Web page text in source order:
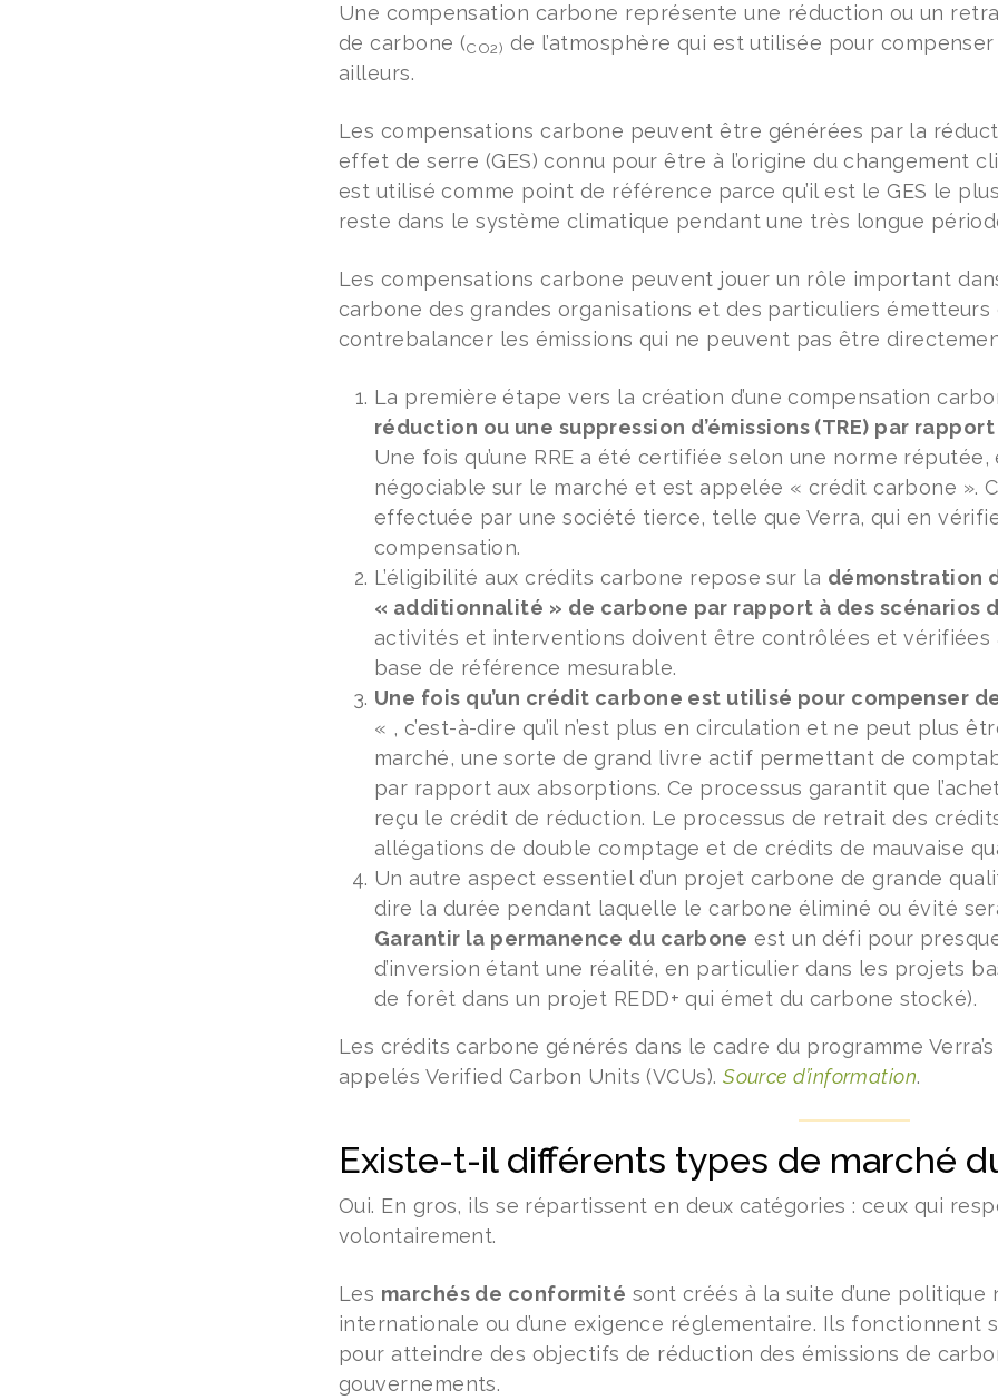
Une compensation carbone représente une réduction ou un
de carbone (CO2) de l’atmosphère qui est utilisée pour
ailleurs.
Les compensations carbone peuvent être générées par la
effet de serre (GES) connu pour être à l’origine du changement
est utilisé comme point de référence parce qu’il est le GES le
reste dans le système climatique pendant une très longue
Les compensations carbone peuvent jouer un rôle important
carbone des grandes organisations et des particuliers
contrebalancer les émissions qui ne peuvent pas être
La première étape vers la création d’une compensation
réduction ou une suppression d’émissions (TRE) par
Une fois qu’une RRE a été certifiée selon une norme
négociable sur le marché et est appelée « crédit carbone ».
effectuée par une société tierce, telle que Verra, qui en
compensation.
L’éligibilité aux crédits carbone repose sur la démonstration
« additionnalité » de carbone par rapport à des scénarios
activités et interventions doivent être contrôlées et vérifiées
base de référence mesurable.
Une fois qu’un crédit carbone est utilisé pour compenser
« , c’est-à-dire qu’il n’est plus en circulation et ne peut plus
marché, une sorte de grand livre actif permettant de
par rapport aux absorptions. Ce processus garantit que
reçu le crédit de réduction. Le processus de retrait des
allégations de double comptage et de crédits de mauvaise
Un autre aspect essentiel d’un projet carbone de grande
dire la durée pendant laquelle le carbone éliminé ou évité
Garantir la permanence du carbone est un défi pour
d’inversion étant une réalité, en particulier dans les projets
de forêt dans un projet REDD+ qui émet du carbone stocké).
Les crédits carbone générés dans le cadre du programme
appelés Verified Carbon Units (VCUs).Source d’information.
Existe-t-il différents types de marché
Oui. En gros, ils se répartissent en deux catégories : ceux qui
volontairement.
Les marchés de conformité sont créés à la suite d’une
internationale ou d’une exigence réglementaire. Ils fonctionnent
pour atteindre des objectifs de réduction des émissions de
gouvernements.